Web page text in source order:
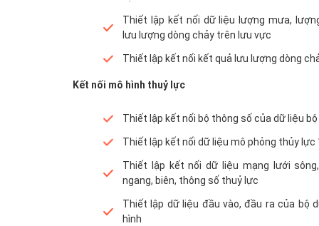
Thiết lập kết nối dữ liệu lượng mưa,
lưu lượng dòng chảy trên lưu vực
Thiết lập kết nối kết quả lưu lượng dòng
Kết nối mô hình thuỷ lực
Thiết lập kết nối bộ thông số của dữ liệu
Thiết lập kết nối dữ liệu mô phỏng thủy lực
Thiết lập kết nối dữ liệu mạng lưới
ngang, biên, thông số thuỷ lực
Thiết lập dữ liệu đầu vào, đầu ra của bộ
hình